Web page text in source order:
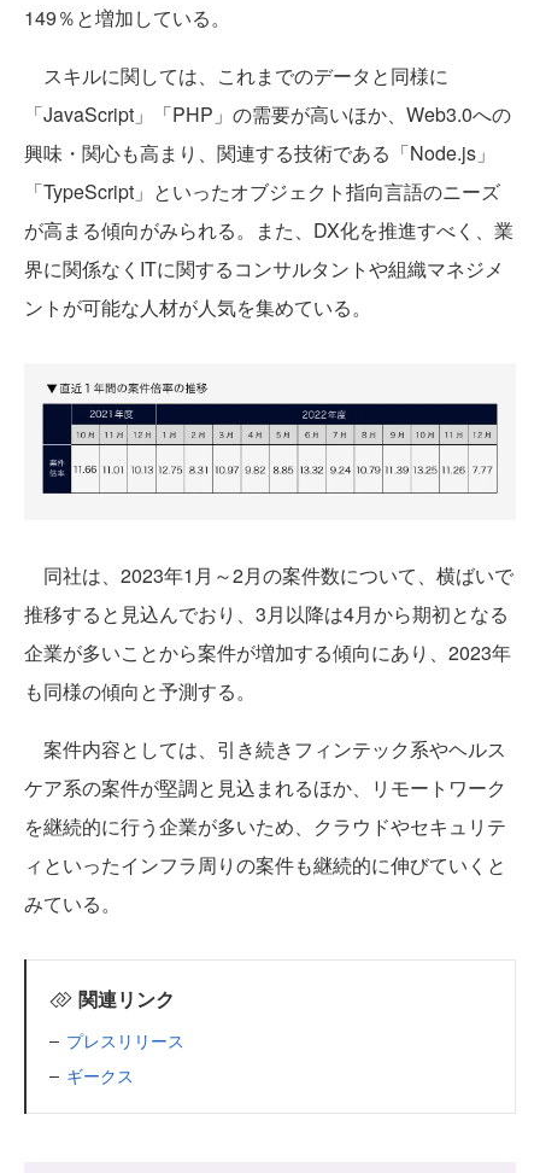
149％と増加している。
スキルに関しては、これまでのデータと同様に
「JavaScript」「PHP」の需要が高いほか、Web3.0への
興味・関心も高まり、関連する技術である「Node.js」
「TypeScript」といったオブジェクト指向言語のニーズ
が高まる傾向がみられる。また、DX化を推進すべく、業
界に関係なくITに関するコンサルタントや組織マネジメ
ントが可能な人材が人気を集めている。
同社は、2023年1月～2月の案件数について、横ばいで
推移すると見込んでおり、3月以降は4月から期初となる
企業が多いことから案件が増加する傾向にあり、2023年
も同様の傾向と予測する。
案件内容としては、引き続きフィンテック系やヘルス
ケア系の案件が堅調と見込まれるほか、リモートワーク
を継続的に行う企業が多いため、クラウドやセキュリテ
ィといったインフラ周りの案件も継続的に伸びていくと
みている。
関連リンク
プレスリリース
ギークス